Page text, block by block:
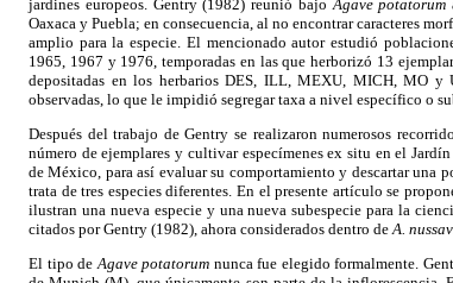
jardines europeos. Gentry (1982) reunió bajoAgave potatorum
Oaxaca y Puebla; en consecuencia, al no encontrar caracteres
amplio para la especie. El mencionado autor estudió
1965, 1967 y 1976, temporadas en las que herborizó 13
depositadas en los herbarios DES, ILL, MEXU, MICH, MO y
observadas, lo que le impidió segregar taxa a nivel específico o
Después del trabajo de Gentry se realizaron numerosos
número de ejemplares y cultivar especímenes ex situ en el
de México, para así evaluar su comportamiento y descartar
trata de tres especies diferentes. En el presente artículo se
ilustran una nueva especie y una nueva subespecie para la
citados por Gentry (1982), ahora considerados dentro deA.
El tipo deAgave potatorum nunca fue elegido formalmente.